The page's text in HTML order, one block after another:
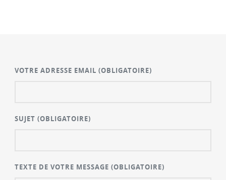
VOTRE ADRESSE EMAIL(OBLIGATOIRE)
SUJET(OBLIGATOIRE)
TEXTE DE VOTRE MESSAGE(OBLIGATOIRE)